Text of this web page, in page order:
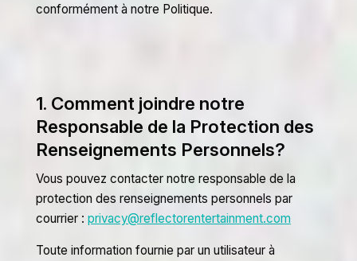
conformément à notre Politique.
1. Comment joindre notre
Responsable de la Protection des
Renseignements Personnels?
Vous pouvez contacter notre responsable de la
protection des renseignements personnels par
courrier : privacy@reflectorentertainment.com
Toute information fournie par un utilisateur à